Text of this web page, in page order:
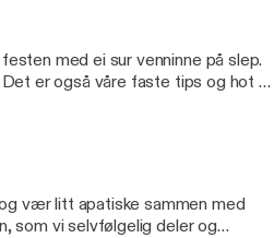
med ei sur venninne på slep.
er også våre faste tips og hot on
vær litt apatiske sammen med
som vi selvfølgelig deler og